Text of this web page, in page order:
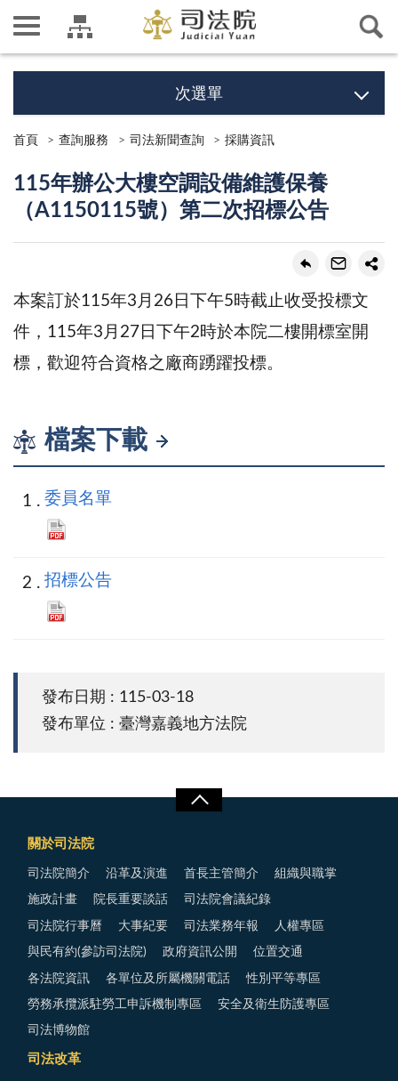
次選單
首頁 查詢服務 司法新聞查詢 採購資訊
115年辦公大樓空調設備維護保養
（A1150115號）第二次招標公告
本案訂於115年3月26日下午5時截止收受投標文
件，115年3月27日下午2時於本院二樓開標室開
標，歡迎符合資格之廠商踴躍投標。
檔案下載
委員名單
招標公告
發布日期 : 115-03-18
發布單位 : 臺灣嘉義地方法院
關於司法院
司法院簡介 沿革及演進 首長主管簡介 組織與職掌
施政計畫 院長重要談話 司法院會議紀錄
司法院行事曆 大事紀要 司法業務年報 人權專區
與民有約(參訪司法院) 政府資訊公開 位置交通
各法院資訊 各單位及所屬機關電話 性別平等專區
勞務承攬派駐勞工申訴機制專區 安全及衛生防護專區
司法博物館
司法改革